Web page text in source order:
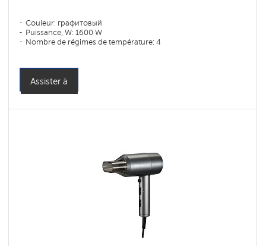
Couleur: графитовый
Puissance, W: 1600 W
Nombre de régimes de température: 4
Assister à